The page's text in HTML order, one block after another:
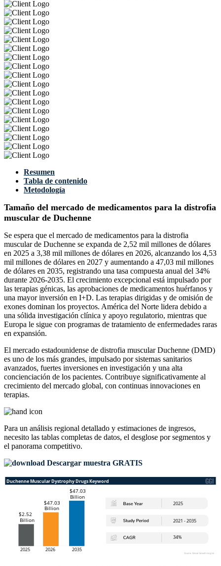
Resumen
Tabla de contenido
Metodología
Tamaño del mercado de medicamentos para la distrofia
muscular de Duchenne
Se espera que el mercado de medicamentos para la distrofia
muscular de Duchenne se expanda de 2,52 mil millones de dólares
en 2025 a 3,38 mil millones de dólares en 2026, alcanzando los 4,53
mil millones de dólares en 2027 y aumentando a 47,03 mil millones
de dólares en 2035, registrando una tasa compuesta anual del 34%
durante 2026-2035. El crecimiento excepcional está impulsado por
las terapias génicas, las aprobaciones de medicamentos huérfanos y
una mayor inversión en I+D. Las terapias dirigidas y de omisión de
exones dominan los proyectos. América del Norte lidera debido a
una sólida investigación clínica y apoyo regulatorio, mientras que
Europa le sigue con programas de tratamiento de enfermedades raras
en expansión.
El mercado estadounidense de distrofia muscular Duchenne (DMD)
es uno de los más grandes, impulsado por sistemas sanitarios
avanzados, fuertes inversiones en investigación y una alta
concienciación de los pacientes. Contribuye significativamente al
crecimiento del mercado global, con continuas innovaciones en
terapias.
Para un análisis regional detallado y estimaciones de ingresos,
necesito las tablas completas de datos, el desglose por segmentos y
el panorama competitivo.
Descargar muestra GRATIS